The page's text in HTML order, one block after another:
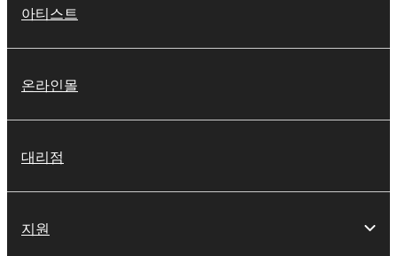
아티스트
온라인몰
대리점
지원